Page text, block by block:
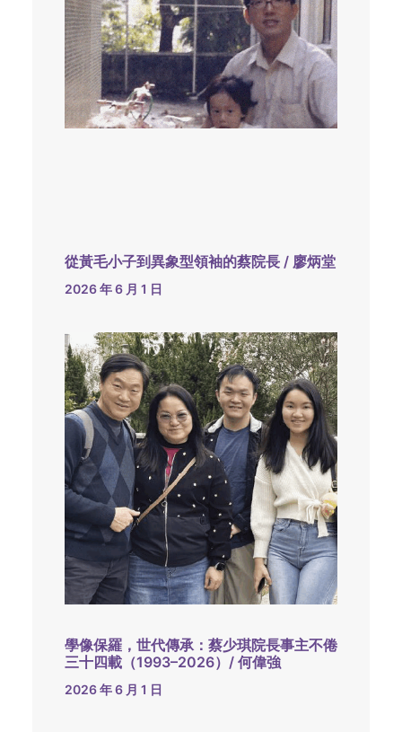
從黃毛小子到異象型領袖的蔡院長 / 廖炳堂
2026 年 6 月 1 日
學像保羅，世代傳承：蔡少琪院長事主不倦
三十四載（1993–2026）/ 何偉強
2026 年 6 月 1 日